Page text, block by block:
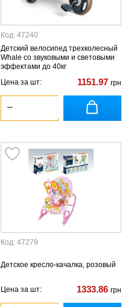
Код: 47240
Детский велосипед трехколесный
Whale со звуковыми и световыми
эффектами до 40кг
Цена за шт:
1151.97 грн
Код: 47279
Детское кресло-качалка, розовый
Цена за шт: 1333.86 грн